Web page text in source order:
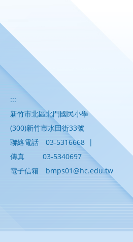
:::
新竹市北區北門國民小學
(300)新竹市水田街33號
聯絡電話
03-5316668 |
傳真
03-5340697
電子信箱
bmps01@hc.edu.tw